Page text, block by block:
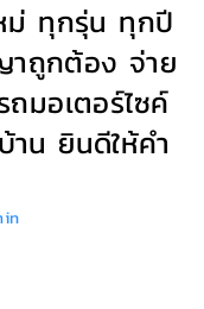
ม่ ทุกรุ่น ทุกปี
ถูกต้อง จ่าย
ถมอเตอร์ไซค์
าน ยินดีให้คำ